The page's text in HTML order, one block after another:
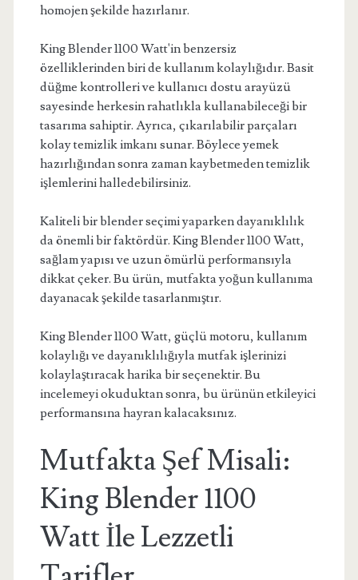
homojen şekilde hazırlanır.
King Blender 1100 Watt'in benzersiz
özelliklerinden biri de kullanım kolaylığıdır. Basit
düğme kontrolleri ve kullanıcı dostu arayüzü
sayesinde herkesin rahatlıkla kullanabileceği bir
tasarıma sahiptir. Ayrıca, çıkarılabilir parçaları
kolay temizlik imkanı sunar. Böylece yemek
hazırlığından sonra zaman kaybetmeden temizlik
işlemlerini halledebilirsiniz.
Kaliteli bir blender seçimi yaparken dayanıklılık
da önemli bir faktördür. King Blender 1100 Watt,
sağlam yapısı ve uzun ömürlü performansıyla
dikkat çeker. Bu ürün, mutfakta yoğun kullanıma
dayanacak şekilde tasarlanmıştır.
King Blender 1100 Watt, güçlü motoru, kullanım
kolaylığı ve dayanıklılığıyla mutfak işlerinizi
kolaylaştıracak harika bir seçenektir. Bu
incelemeyi okuduktan sonra, bu ürünün etkileyici
performansına hayran kalacaksınız.
Mutfakta Şef Misali:
King Blender 1100
Watt İle Lezzetli